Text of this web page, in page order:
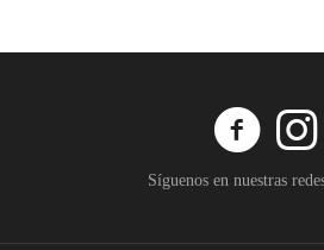
Síguenos en nuestras